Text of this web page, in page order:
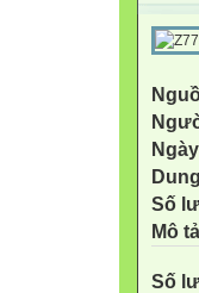
Số
Mô
Số